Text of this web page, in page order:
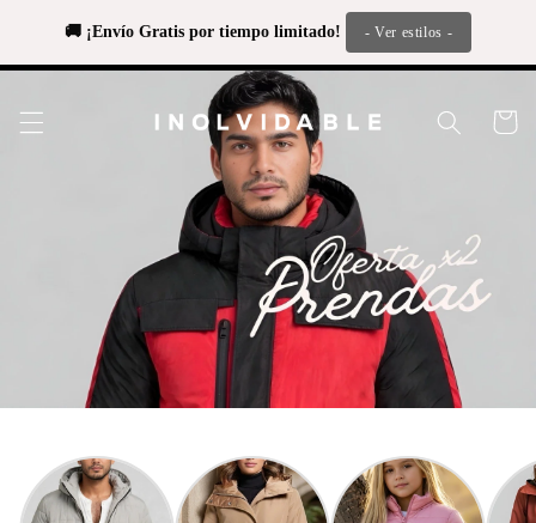
🚚 ¡Envío Gratis por tiempo limitado! - Ver estilos -
directamente
Carrito